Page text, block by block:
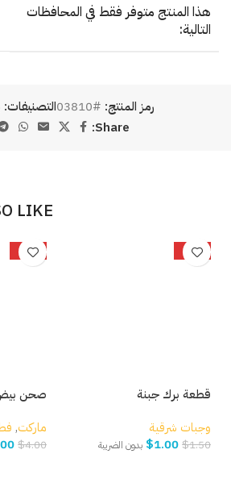
هذا المنتج متوفر فقط في المحافظات
التالية:
رمز المنتج: #03810 التصنيفات:
Share:
LIKE…
-33%
قطعة برك جبنة
وجبات شرقية
$1.50
$1.00 بدون الضريبة
-25%
صحن بيض 15
ماركت,
$4.00